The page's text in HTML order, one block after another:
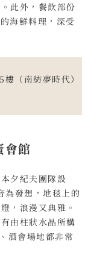
此外，餐飲部份
海鮮料理，深受
（南紡夢時代）
會館
夕紀夫團隊設
為發想，地毯上的
，浪漫又典雅。
由柱狀水晶所構
酒會場地都非常